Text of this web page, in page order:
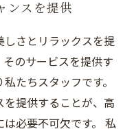
ンスを提供
さとリラックスを提
のサービスを提供す
たちスタッフです。
提供することが、高
必要不可欠です。 私